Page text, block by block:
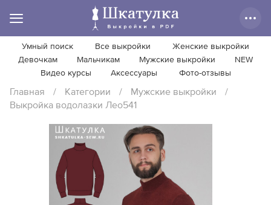
Умный поиск Все выкройки
Женские выкройки
Девочкам
Мальчикам Мужские выкройки
NEW
Видео курсы
Аксессуары Фото-отзывы
Главная / Категории / Мужские выкройки
/
Выкройка водолазки Лео541